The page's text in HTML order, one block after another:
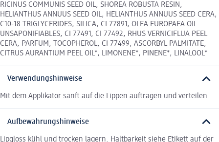
RICINUS COMMUNIS SEED OIL, SHOREA ROBUSTA RESIN,
HELIANTHUS ANNUUS SEED OIL, HELIANTHUS ANNUUS SEED CERA,
C10-18 TRIGLYCERIDES, SILICA, CI 77891, OLEA EUROPAEA OIL
UNSAPONIFIABLES, CI 77491, CI 77492, RHUS VERNICIFLUA PEEL
CERA, PARFUM, TOCOPHEROL, CI 77499, ASCORBYL PALMITATE,
CITRUS AURANTIUM PEEL OIL*, LIMONENE*, PINENE*, LINALOOL*
Verwendungshinweise
Mit dem Applikator sanft auf die Lippen auftragen und verteilen
Aufbewahrungshinweise
Lipgloss kühl und trocken lagern. Haltbarkeit siehe Etikett auf der